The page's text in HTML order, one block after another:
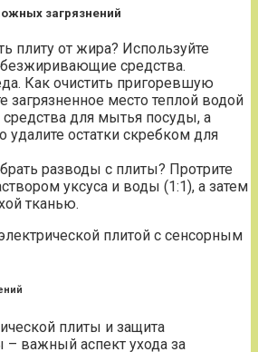
загрязнений
плиту от жира? Используйте
средства.
Как очистить пригоревшую
загрязненное место теплой водой
для мытья посуды, а
удалите остатки скребком для
разводы с плиты? Протрите
уксуса и воды (1:1), а затем
тканью.
плиты и защита
– важный аспект ухода за